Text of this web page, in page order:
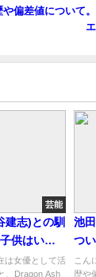
偏差値について
芸能
建志)との馴
供はいる
は女優として活
、Dragon Ash
池
つ
も
こん
歴や